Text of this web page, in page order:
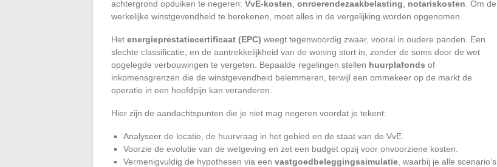
achtergrond opduiken te negeren: VvE-kosten onroerendezaakbelasting notariskosten . Om de
werkelijke winstgevendheid te berekenen, moet alles in de vergelijking worden opgenomen.
Het energieprestatiecertificaat (EPC) weegt tegenwoordig zwaar, vooral in oudere panden. Een
slechte classificatie, en de aantrekkelijkheid van de woning stort in, zonder de soms door de wet
opgelegde verbouwingen te vergeten. Bepaalde regelingen stellen huurplafonds of
inkomensgrenzen die de winstgevendheid belemmeren, terwijl een ommekeer op de markt de
operatie in een hoofdpijn kan veranderen.
Hier zijn de aandachtspunten die je niet mag negeren voordat je tekent:
Analyseer de locatie, de huurvraag in het gebied en de staat van de VvE.
Voorzie de evolutie van de wetgeving en zet een budget opzij voor onvoorziene kosten.
Vermenigvuldig de hypothesen via een vastgoedbeleggingssimulatie , waarbij je alle scenario’s